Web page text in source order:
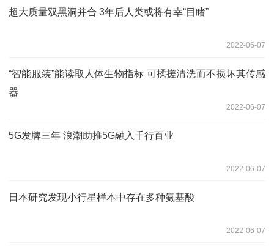
超大质量双黑洞并合 3年后人类或将有幸“目睹”
2022-06-07
“智能服装”能读取人体生物指标 可揉搓清洗而不损坏其传感
器
2022-06-07
5G发牌三年 浪潮助推5G融入千行百业
2022-06-07
日本研究发现小行星样本中存在多种氨基酸
2022-06-07